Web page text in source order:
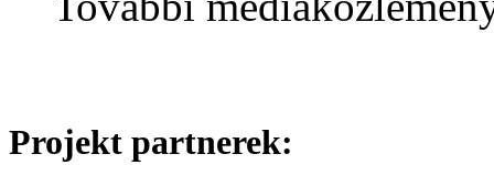
Projekt partnerek: